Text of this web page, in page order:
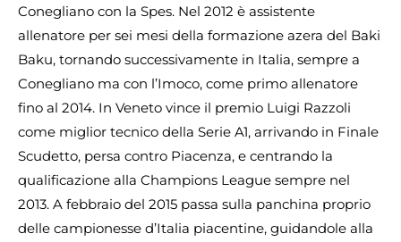
Conegliano con la Spes. Nel 2012 è assistente
allenatore per sei mesi della formazione azera del Baki
Baku, tornando successivamente in Italia, sempre a
Conegliano ma con l’Imoco, come primo allenatore
fino al 2014. In Veneto vince il premio Luigi Razzoli
come miglior tecnico della Serie A1, arrivando in Finale
Scudetto, persa contro Piacenza, e centrando la
qualificazione alla Champions League sempre nel
2013. A febbraio del 2015 passa sulla panchina proprio
delle campionesse d’Italia piacentine, guidandole alla